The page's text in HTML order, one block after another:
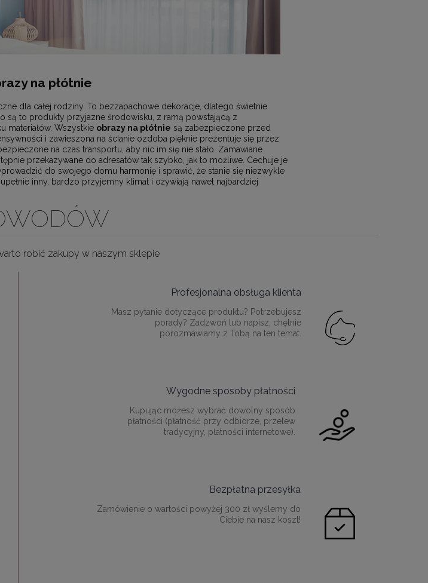
na płótnie
dla całej rodziny. To bezzapachowe dekoracje, dlatego świetnie
są to produkty przyjazne środowisku, z ramą powstającą z
materiałów. Wszystkie obrazy na płótnie są zabezpieczone przed
i zawieszona na ścianie ozdoba pięknie prezentuje się przez
na czas transportu, aby nic im się nie stało. Zamawiane
przekazywane do adresatów tak szybko, jak to możliwe. Cechuje je
do swojego domu harmonię i sprawić, że stanie się niezwykle
inny, bardzo przyjemny klimat i ożywiają nawet najbardziej
robić zakupy w naszym sklepie
Profesjonalna obsługa klienta
Masz pytanie dotyczące produktu? Potrzebujesz
porady? Zadzwoń lub napisz, chętnie
porozmawiamy z Tobą na ten temat.
Wygodne sposoby płatności
Kupując możesz wybrać dowolny sposób
płatności (płatność przy odbiorze, przelew
tradycyjny, płatności internetowe).
Bezpłatna przesyłka
Zamówienie o wartości powyżej 300 zł wyślemy do
Ciebie na nasz koszt!